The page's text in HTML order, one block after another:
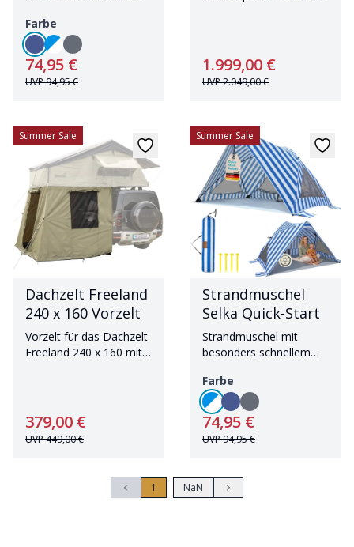
Schutz
Farbe
74,95 €
UVP94,95 €
1.999,00 €
UVP2.049,00 €
Summer Sale
Dachzelt Freeland
240 x 160 Vorzelt
Vorzelt für das Dachzelt
Freeland 240 x 160 mit
379,00 €
UVP449,00 €
Summer Sale
Strandmuschel
Selka Quick-Start
Strandmuschel mit
besonders schnellem
Schutz
Farbe
74,95 €
UVP94,95 €
1 NaN